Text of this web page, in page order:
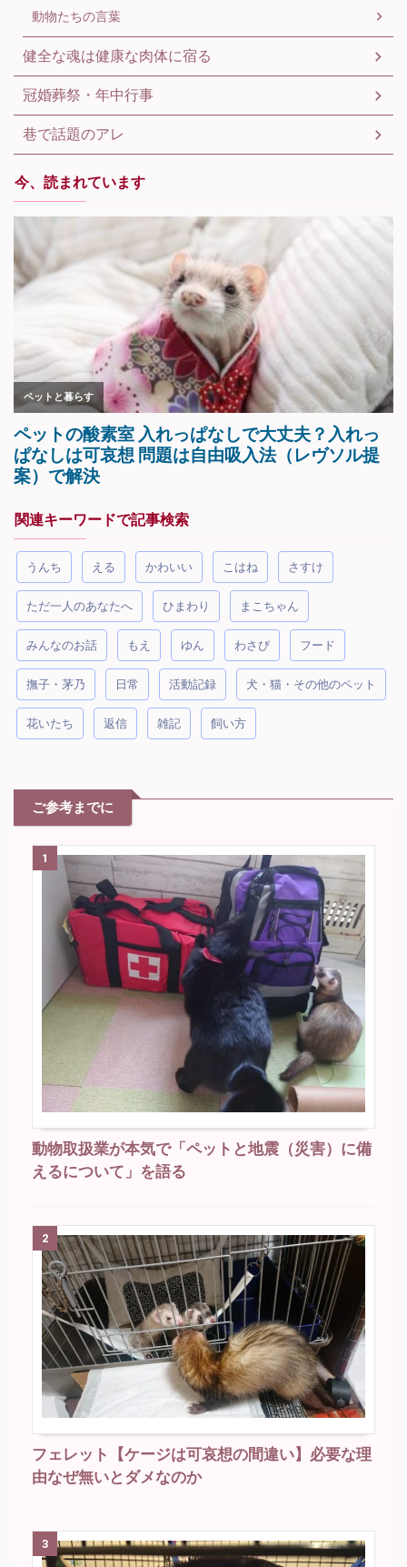
動物たちの言葉
健全な魂は健康な肉体に宿る
冠婚葬祭・年中行事
巷で話題のアレ
今、読まれています
関連キーワードで記事検索
うんち える かわいい こはね さすけ
ただ一人のあなたへ ひまわり まこちゃん
みんなのお話 もえ ゆん わさび フード
撫子・茅乃 日常 活動記録 犬・猫・その他のペット
花いたち 返信 雑記 飼い方
ご参考までに
1
動物取扱業が本気で「ペットと地震（災害）に備
えるについて」を語る
2
フェレット【ケージは可哀想の間違い】必要な理
由なぜ無いとダメなのか
3